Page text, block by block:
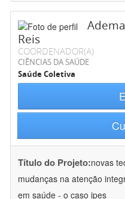
Reis
COORDENADOR(A)
CIÊNCIAS DA SAÚDE
Saúde Coletiva
Título do Projeto:novas
mudanças na atenção
em saúde - o caso ipes